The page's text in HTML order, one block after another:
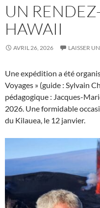
UN
HAWAII
AVRIL 26, 2026 LAISSER
Une expédition a été
Voyages » (guide : Sylvain
pédagogique : Jacques-
2026. Une formidable
du Kilauea, le 12 janvier.